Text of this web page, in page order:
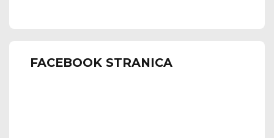
FACEBOOK STRANICA